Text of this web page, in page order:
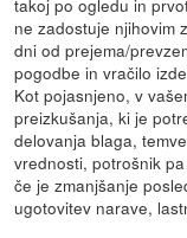
ne zadostuje njihovim
dni od prejema/
pogodbe in vračilo
Kot pojasnjeno, v
preizkušanja, ki je
delovanja blaga,
vrednosti, potrošnik
če je zmanjšanje
ugotovitev narave,